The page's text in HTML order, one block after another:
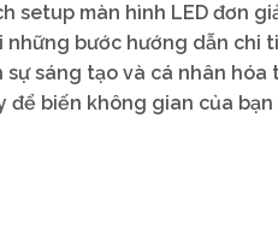
setup màn hình LED đơn
những bước hướng dẫn
sáng tạo và cá nhân
biến không gian của